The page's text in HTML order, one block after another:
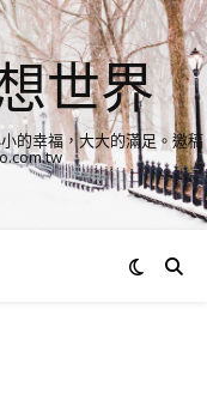
世界
的幸福，大大的滿足。邀稿